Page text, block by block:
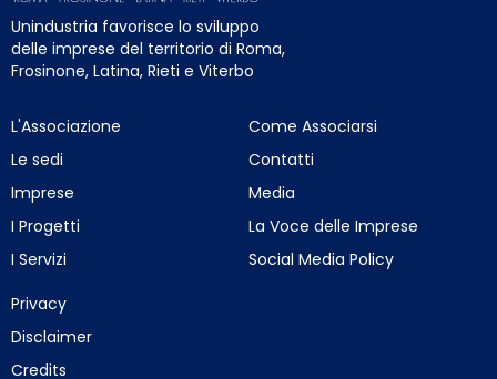
Unindustria favorisce lo sviluppo
delle imprese del territorio di Roma,
Frosinone, Latina, Rieti e Viterbo
L'Associazione
Le sedi
Imprese
I Progetti
I Servizi
Come Associarsi
Contatti
Media
La Voce delle Imprese
Social Media Policy
Privacy
Disclaimer
Credits